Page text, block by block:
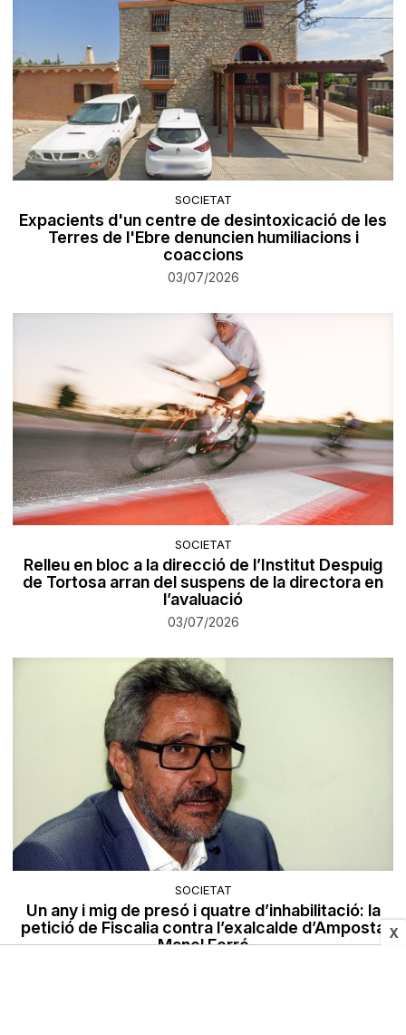
X
SOCIETAT
Expacients d'un centre de desintoxicació de les
Terres de l'Ebre denuncien humiliacions i
coaccions
03/07/2026
SOCIETAT
Relleu en bloc a la direcció de l’Institut Despuig
de Tortosa arran del suspens de la directora en
l’avaluació
03/07/2026
SOCIETAT
Un any i mig de presó i quatre d’inhabilitació: la
petició de Fiscalia contra l’exalcalde d’Amposta
Manel Ferré